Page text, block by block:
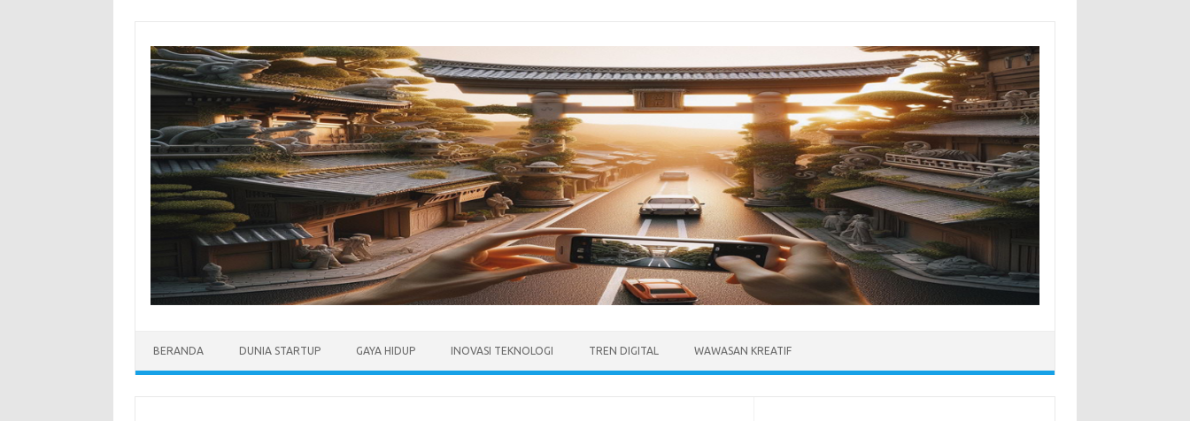
content
BERANDA DUNIA STARTUP GAYA HIDUP INOVASI TEKNOLOGI TREN DIGITAL WAWASAN KREATIF